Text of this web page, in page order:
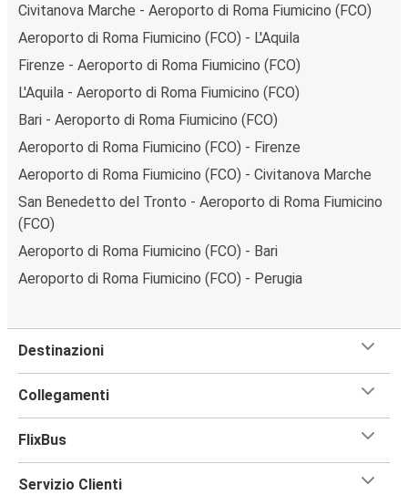
Civitanova Marche - Aeroporto di Roma Fiumicino (FCO)
Aeroporto di Roma Fiumicino (FCO) - L'Aquila
Firenze - Aeroporto di Roma Fiumicino (FCO)
L'Aquila - Aeroporto di Roma Fiumicino (FCO)
Bari - Aeroporto di Roma Fiumicino (FCO)
Aeroporto di Roma Fiumicino (FCO) - Firenze
Aeroporto di Roma Fiumicino (FCO) - Civitanova Marche
San Benedetto del Tronto - Aeroporto di Roma Fiumicino
(FCO)
Aeroporto di Roma Fiumicino (FCO) - Bari
Aeroporto di Roma Fiumicino (FCO) - Perugia
Destinazioni
Collegamenti
FlixBus
Servizio Clienti